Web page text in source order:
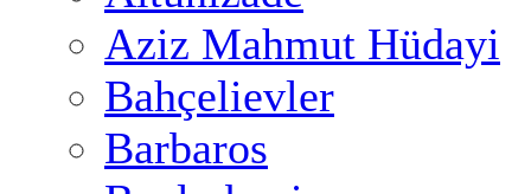
Aziz Mahmut Hüdayi
Bahçelievler
Barbaros